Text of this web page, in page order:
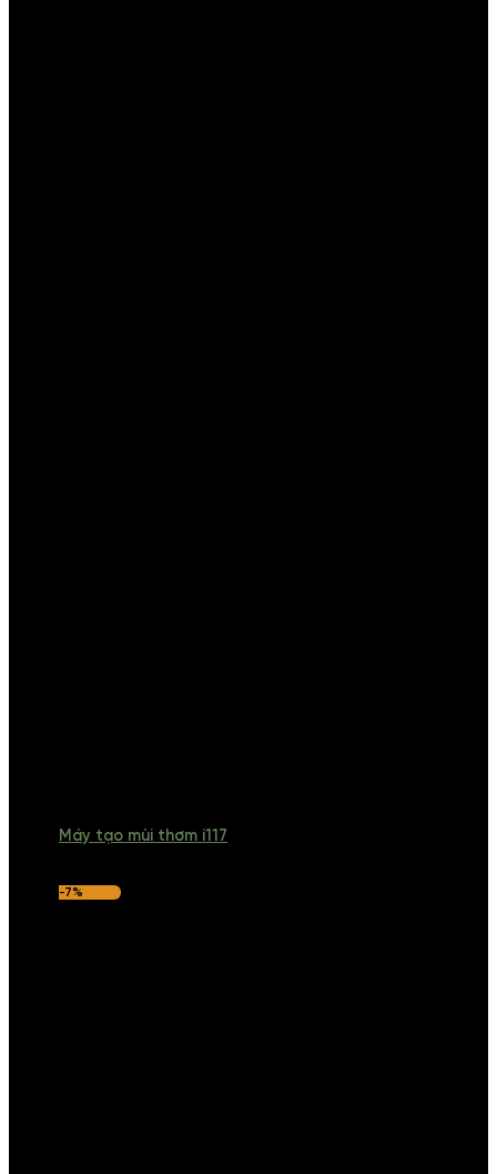
Máy tạo mùi thơm i117
-7%